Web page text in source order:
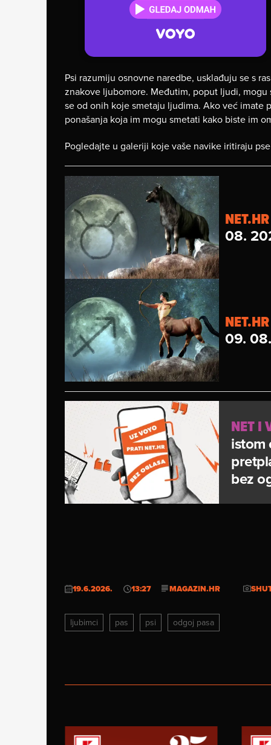
Psi razumiju osnovne naredbe, usklađuju se s
znakove ljubomore. Međutim, poput ljudi,
se od onih koje smetaju ljudima. Ako već
ponašanja koja im mogu smetati kako biste im
Pogledajte u galeriji koje vaše navike iritiraju
08.
09.
NET I
istom
bez
19.6.2026. 13:27 MAGAZIN.HR
ljubimci pas psi odgoj pasa